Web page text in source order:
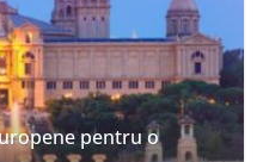
pentru o